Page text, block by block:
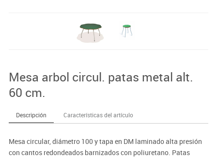
Mesa arbol circul. patas metal alt.
60 cm.
Descripción Características del artículo
Mesa circular, diámetro 100 y tapa en DM laminado alta presión
con cantos redondeados barnizados con poliuretano. Patas